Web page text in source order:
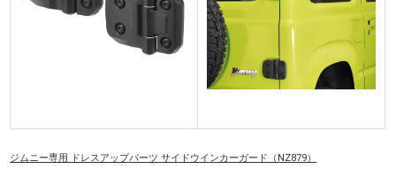
ジムニー専用 ドレスアップパーツ サイドウインカーガード（NZ879）